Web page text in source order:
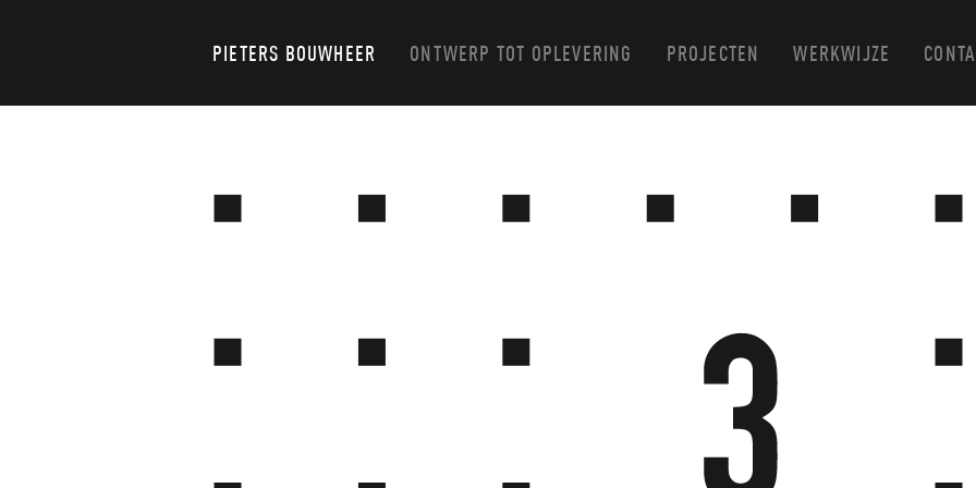
PIETERS BOUWHEER ONTWERP TOT OPLEVERING PROJECTEN WERKWIJZE